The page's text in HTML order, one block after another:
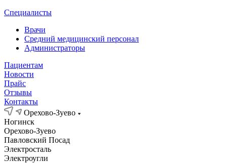
Специалисты
Врачи
Средний медицинский персонал
Администраторы
Пациентам
Новости
Прайс
Отзывы
Контакты
Орехово-Зуево
Ногинск
Орехово-Зуево
Павловский Посад
Электросталь
Электроугли